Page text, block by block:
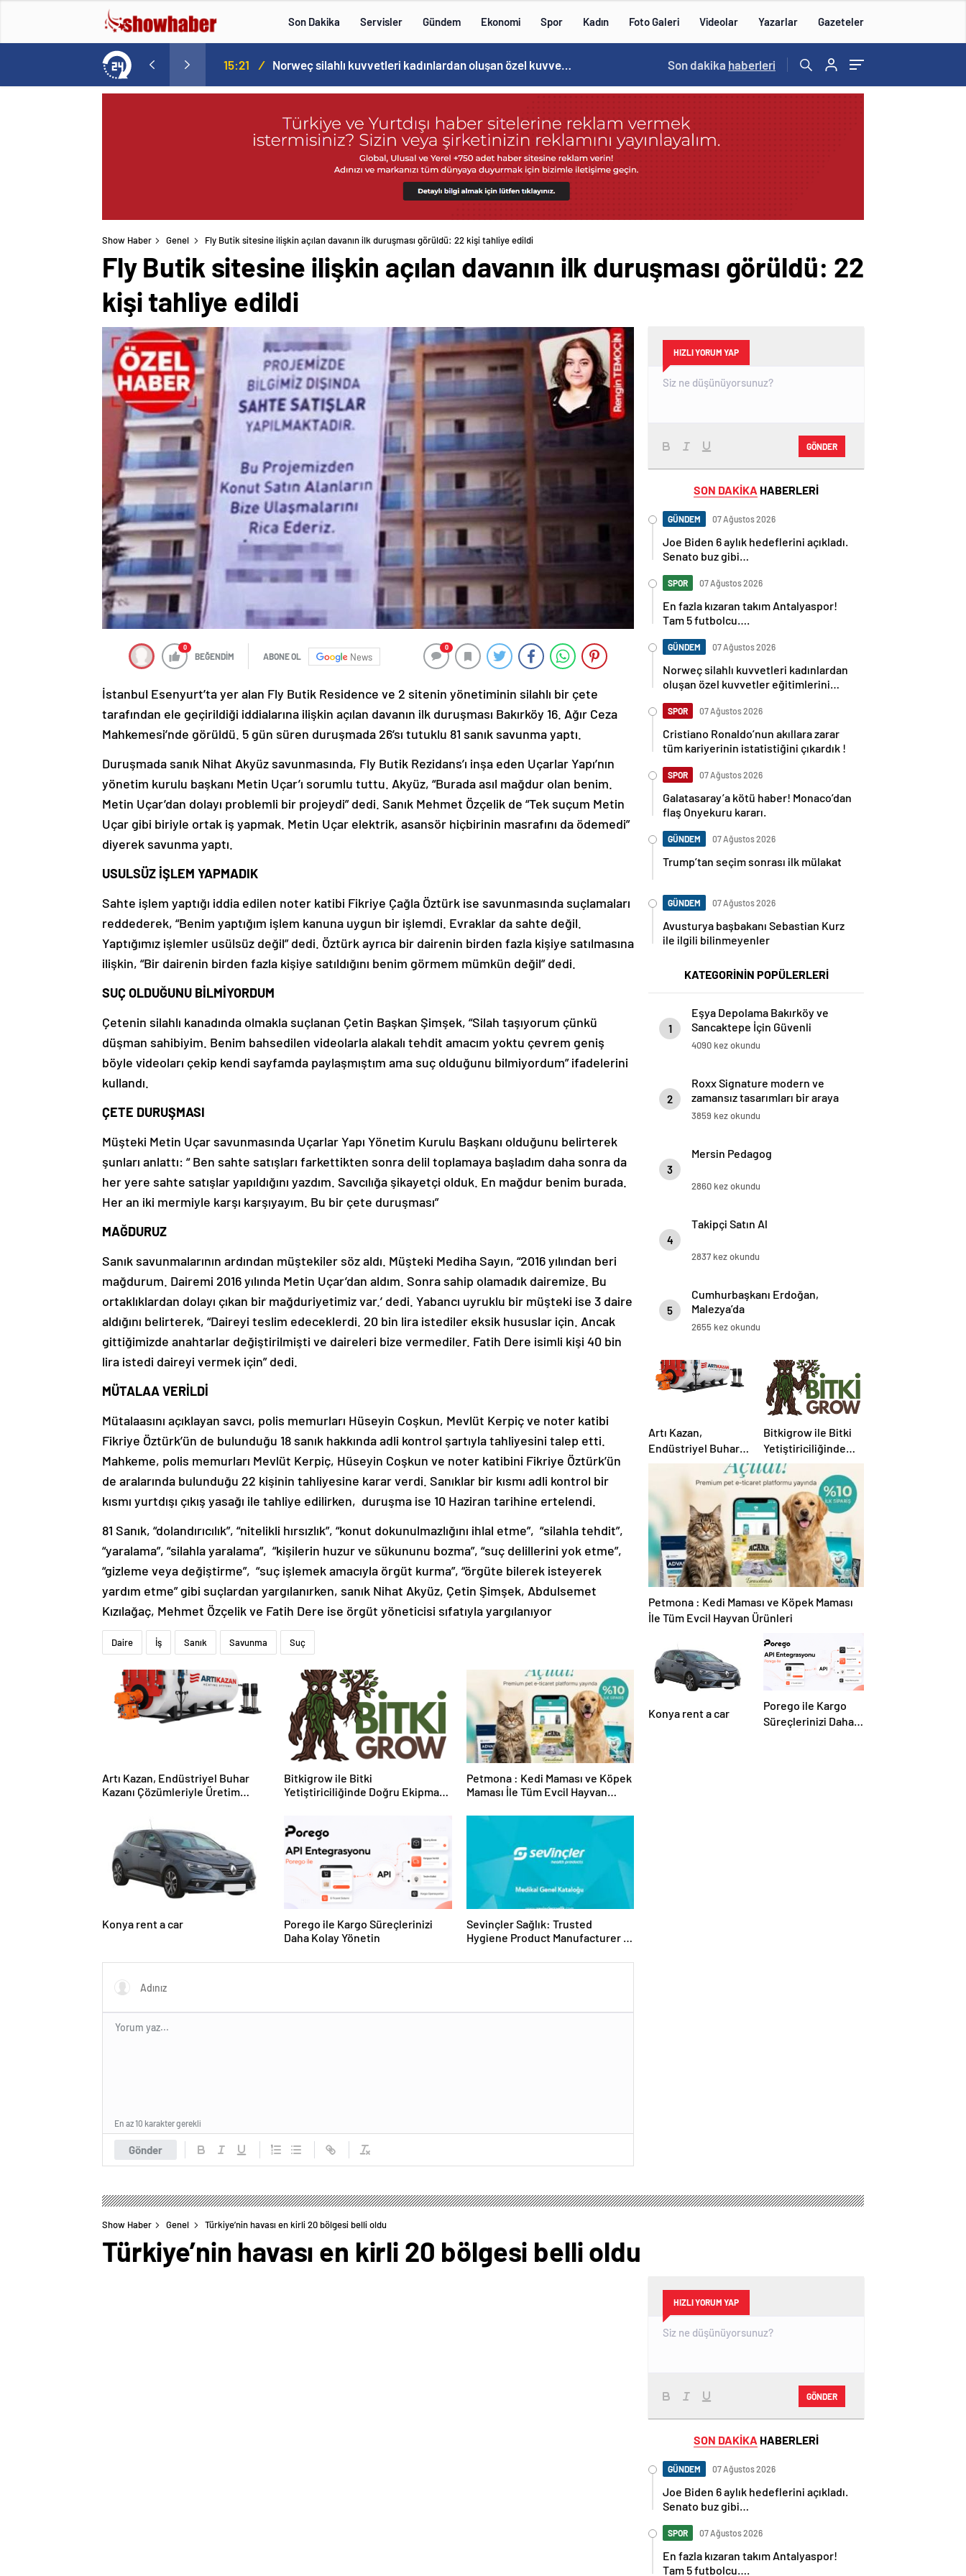
Son Dakika Servisler Gündem Ekonomi Spor Kadın Foto Galeri Videolar Yazarlar Gazeteler
Tam 5 futbolcu…. 15:21 / Norweç silahlı kuvvetleri kadınlardan oluşan özel kuvvetler eğitimlerini başlattı. 15:20 /
Son dakika haberleri
Show Haber Genel Fly Butik sitesine ilişkin açılan davanın ilk duruşması görüldü: 22 kişi tahliye edildi
Fly Butik sitesine ilişkin açılan davanın ilk duruşması görüldü: 22
kişi tahliye edildi
0
BEĞENDİM ABONE OL News
0
İstanbul Esenyurt’ta yer alan Fly Butik Residence ve 2 sitenin yönetiminin silahlı bir çete
tarafından ele geçirildiği iddialarına ilişkin açılan davanın ilk duruşması Bakırköy 16. Ağır Ceza
Mahkemesi’nde görüldü. 5 gün süren duruşmada 26’sı tutuklu 81 sanık savunma yaptı.
Duruşmada sanık Nihat Akyüz savunmasında, Fly Butik Rezidans’ı inşa eden Uçarlar Yapı’nın
yönetim kurulu başkanı Metin Uçar’ı sorumlu tuttu. Akyüz, “Burada asıl mağdur olan benim.
Metin Uçar’dan dolayı problemli bir projeydi” dedi. Sanık Mehmet Özçelik de “Tek suçum Metin
Uçar gibi biriyle ortak iş yapmak. Metin Uçar elektrik, asansör hiçbirinin masrafını da ödemedi”
diyerek savunma yaptı.
USULSÜZ İŞLEM YAPMADIK
Sahte işlem yaptığı iddia edilen noter katibi Fikriye Çağla Öztürk ise savunmasında suçlamaları
reddederek, “Benim yaptığım işlem kanuna uygun bir işlemdi. Evraklar da sahte değil.
Yaptığımız işlemler usülsüz değil” dedi. Öztürk ayrıca bir dairenin birden fazla kişiye satılmasına
ilişkin, “Bir dairenin birden fazla kişiye satıldığını benim görmem mümkün değil” dedi.
SUÇ OLDUĞUNU BİLMİYORDUM
Çetenin silahlı kanadında olmakla suçlanan Çetin Başkan Şimşek, “Silah taşıyorum çünkü
düşman sahibiyim. Benim bahsedilen videolarla alakalı tehdit amacım yoktu çevrem geniş
böyle videoları çekip kendi sayfamda paylaşmıştım ama suç olduğunu bilmiyordum” ifadelerini
kullandı.
ÇETE DURUŞMASI
Müşteki Metin Uçar savunmasında Uçarlar Yapı Yönetim Kurulu Başkanı olduğunu belirterek
şunları anlattı: “ Ben sahte satışları farkettikten sonra delil toplamaya başladım daha sonra da
her yere sahte satışlar yapıldığını yazdım. Savcılığa şikayetçi olduk. En mağdur benim burada.
Her an iki mermiyle karşı karşıyayım. Bu bir çete duruşması”
MAĞDURUZ
Sanık savunmalarının ardından müştekiler söz aldı. Müşteki Mediha Sayın, “2016 yılından beri
mağdurum. Dairemi 2016 yılında Metin Uçar’dan aldım. Sonra sahip olamadık dairemize. Bu
ortaklıklardan dolayı çıkan bir mağduriyetimiz var.’ dedi. Yabancı uyruklu bir müşteki ise 3 daire
aldığını belirterek, “Daireyi teslim edeceklerdi. 20 bin lira istediler eksik hususlar için. Ancak
gittiğimizde anahtarlar değiştirilmişti ve daireleri bize vermediler. Fatih Dere isimli kişi 40 bin
lira istedi daireyi vermek için” dedi.
MÜTALAA VERİLDİ
Mütalaasını açıklayan savcı, polis memurları Hüseyin Coşkun, Mevlüt Kerpiç ve noter katibi
Fikriye Öztürk’ün de bulunduğu 18 sanık hakkında adli kontrol şartıyla tahliyesini talep etti.
Mahkeme, polis memurları Mevlüt Kerpiç, Hüseyin Coşkun ve noter katibini Fikriye Öztürk’ün
de aralarında bulunduğu 22 kişinin tahliyesine karar verdi. Sanıklar bir kısmı adli kontrol bir
kısmı yurtdışı çıkış yasağı ile tahliye edilirken, duruşma ise 10 Haziran tarihine ertelendi.
81 Sanık, “dolandırıcılık”, “nitelikli hırsızlık”, “konut dokunulmazlığını ihlal etme”, “silahla tehdit”,
“yaralama”, “silahla yaralama”, “kişilerin huzur ve sükununu bozma”, “suç delillerini yok etme”,
“gizleme veya değiştirme”, “suç işlemek amacıyla örgüt kurma”, “örgüte bilerek isteyerek
yardım etme” gibi suçlardan yargılanırken, sanık Nihat Akyüz, Çetin Şimşek, Abdulsemet
Kızılağaç, Mehmet Özçelik ve Fatih Dere ise örgüt yöneticisi sıfatıyla yargılanıyor
Daire İş Sanık Savunma Suç
Artı Kazan, Endüstriyel Buhar
Kazanı Çözümleriyle Üretim
Bitkigrow ile Bitki
Yetiştiriciliğinde Doğru Ekipman
Petmona : Kedi Maması ve Köpek
Maması İle Tüm Evcil Hayvan
Konya rent a car
Porego ile Kargo Süreçlerinizi
Daha Kolay Yönetin
Sevinçler Sağlık: Trusted
Hygiene Product Manufacturer in
Gönder
En az 10 karakter gerekli
HIZLI YORUM YAP
GÖNDER
SON DAKİKA HABERLERİ
GÜNDEM 07 Ağustos 2026
Joe Biden 6 aylık hedeflerini açıkladı.
Senato buz gibi…
SPOR 07 Ağustos 2026
En fazla kızaran takım Antalyaspor!
Tam 5 futbolcu….
GÜNDEM 07 Ağustos 2026
Norweç silahlı kuvvetleri kadınlardan
oluşan özel kuvvetler eğitimlerini
SPOR 07 Ağustos 2026
Cristiano Ronaldo’nun akıllara zarar
tüm kariyerinin istatistiğini çıkardık !
SPOR 07 Ağustos 2026
Galatasaray’a kötü haber! Monaco’dan
flaş Onyekuru kararı.
GÜNDEM 07 Ağustos 2026
Trump’tan seçim sonrası ilk mülakat
GÜNDEM 07 Ağustos 2026
Avusturya başbakanı Sebastian Kurz
ile ilgili bilinmeyenler
KATEGORİNİN POPÜLERLERİ
1
Eşya Depolama Bakırköy ve
Sancaktepe İçin Güvenli
İklimlendirmeli Çözüm
4090 kez okundu
2
Roxx Signature modern ve
zamansız tasarımları bir araya
getiriyor
3859 kez okundu
3
Mersin Pedagog
2860 kez okundu
4
Takipçi Satın Al
2837 kez okundu
5
Cumhurbaşkanı Erdoğan,
Malezya’da
2655 kez okundu
Artı Kazan,
Endüstriyel Buhar
Kazanı
Çözümleriyle
Üretim Tesislerine
Verimli Sistemler
Sunuyor
Bitkigrow ile Bitki
Yetiştiriciliğinde
Doğru Ekipman ve
Ürün Seçimi
Petmona : Kedi Maması ve Köpek Maması
İle Tüm Evcil Hayvan Ürünleri
Konya rent a car
Porego ile Kargo
Süreçlerinizi Daha
Show Haber Genel Türkiye’nin havası en kirli 20 bölgesi belli oldu
Türkiye’nin havası en kirli 20 bölgesi belli oldu
HIZLI YORUM YAP
GÖNDER
SON DAKİKA HABERLERİ
GÜNDEM 07 Ağustos 2026
Joe Biden 6 aylık hedeflerini açıkladı.
Senato buz gibi…
SPOR 07 Ağustos 2026
En fazla kızaran takım Antalyaspor!
Tam 5 futbolcu….